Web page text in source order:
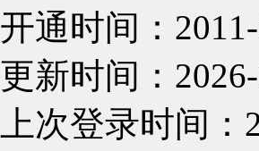
开通时间：
更新时间：
上次登录时间：